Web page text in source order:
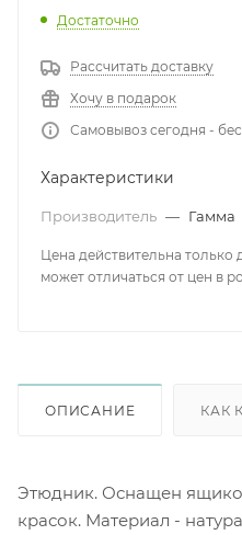
Достаточно
Рассчитать доставку
Хочу в подарок
Самовывоз сегодня -
Характеристики
Производитель — Гамма
Цена действительна только
может отличаться от цен в
ОПИСАНИЕ КАК
Этюдник. Оснащен
красок. Материал -